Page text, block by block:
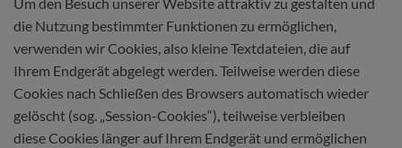
die Nutzung bestimmter Funktionen zu ermöglichen,
verwenden wir Cookies, also kleine Textdateien, die auf
Ihrem Endgerät abgelegt werden. Teilweise werden diese
Cookies nach Schließen des Browsers automatisch wieder
gelöscht (sog. „Session-Cookies“), teilweise verbleiben
diese Cookies länger auf Ihrem Endgerät und ermöglichen